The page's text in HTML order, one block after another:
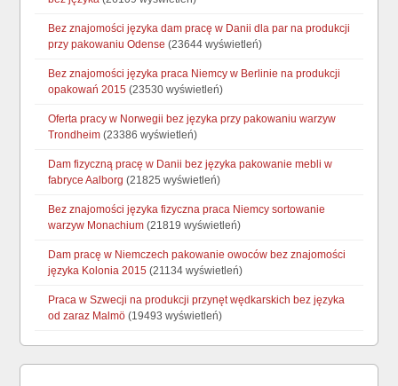
Bez znajomości języka dam pracę w Danii dla par na produkcji
przy pakowaniu Odense (23644 wyświetleń)
Bez znajomości języka praca Niemcy w Berlinie na produkcji
opakowań 2015 (23530 wyświetleń)
Oferta pracy w Norwegii bez języka przy pakowaniu warzyw
Trondheim (23386 wyświetleń)
Dam fizyczną pracę w Danii bez języka pakowanie mebli w
fabryce Aalborg (21825 wyświetleń)
Bez znajomości języka fizyczna praca Niemcy sortowanie
warzyw Monachium (21819 wyświetleń)
Dam pracę w Niemczech pakowanie owoców bez znajomości
języka Kolonia 2015 (21134 wyświetleń)
Praca w Szwecji na produkcji przynęt wędkarskich bez języka
od zaraz Malmö (19493 wyświetleń)